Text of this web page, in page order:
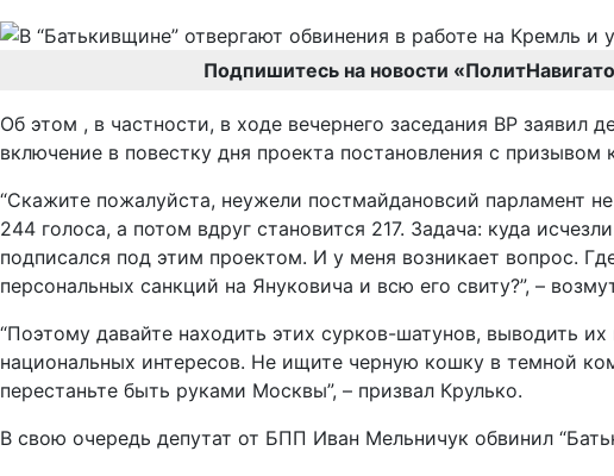
Подпишитесь на новости
Об этом , в частности, в ходе вечернего заседания ВР заявил
включение в повестку дня проекта постановления с
“Скажите пожалуйста, неужели постмайдановсий парламент
244 голоса, а потом вдруг становится 217. Задача: куда
подписался под этим проектом. И у меня возникает вопрос.
персональных санкций на Януковича и всю его свиту?”, –
“Поэтому давайте находить этих сурков-шатунов, выводить
национальных интересов. Не ищите черную кошку в темной
перестаньте быть руками Москвы”, – призвал Крулько.
В свою очередь депутат от БПП Иван Мельничук обвинил